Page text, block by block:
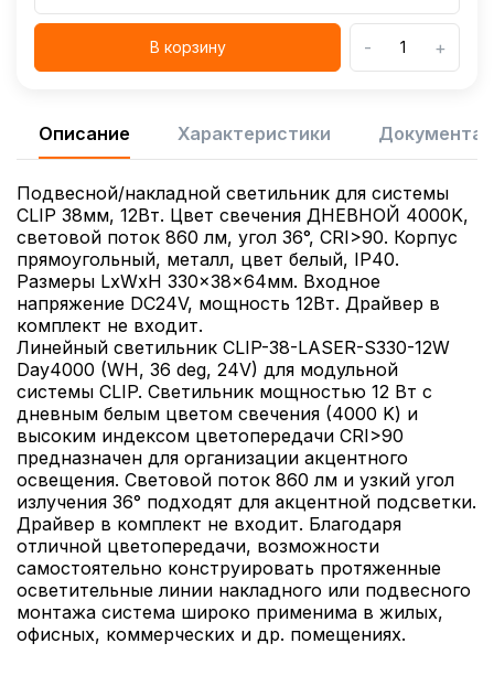
В корзину - +
Описание Характеристики
Подвесной/накладной светильник для системы
CLIP 38мм, 12Вт. Цвет свечения ДНЕВНОЙ 4000K,
световой поток 860 лм, угол 36°, CRI>90. Корпус
прямоугольный, металл, цвет белый, IP40.
Размеры LxWxH 330x38x64мм. Входное
напряжение DC24V, мощность 12Вт. Драйвер в
комплект не входит.
Линейный светильник CLIP-38-LASER-S330-12W
Day4000 (WH, 36 deg, 24V) для модульной
системы CLIP. Светильник мощностью 12 Вт с
дневным белым цветом свечения (4000 K) и
высоким индексом цветопередачи CRI>90
предназначен для организации акцентного
освещения. Световой поток 860 лм и узкий угол
излучения 36° подходят для акцентной подсветки.
Драйвер в комплект не входит. Благодаря
отличной цветопередачи, возможности
самостоятельно конструировать протяженные
осветительные линии накладного или подвесного
монтажа система широко применима в жилых,
офисных, коммерческих и др. помещениях.